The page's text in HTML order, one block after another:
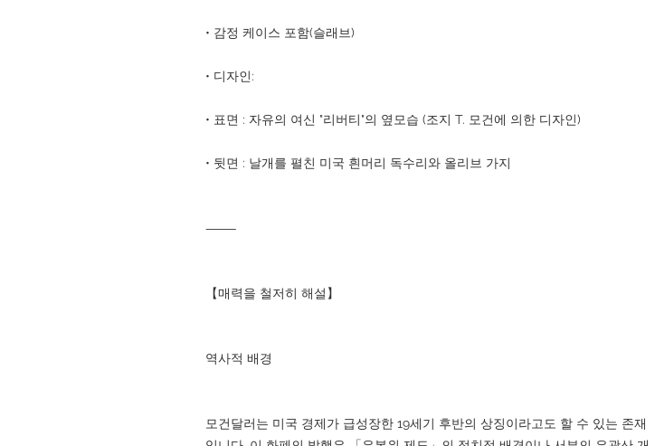
• 감정 케이스 포함(슬래브)
• 디자인:
• 표면 : 자유의 여신 "리버티"의 옆모습 (조지 T. 모건에 의한 디자인)
• 뒷면 : 날개를 펼친 미국 흰머리 독수리와 올리브 가지
⸻
【매력을 철저히 해설】
역사적 배경
모건달러는 미국 경제가 급성장한 19세기 후반의 상징이라고도 할 수 있는 존재